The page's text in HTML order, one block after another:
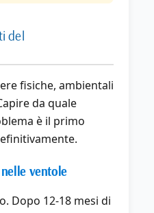
del
fisiche, ambientali
da quale
è il primo
ventole
Dopo 12-18 mesi di